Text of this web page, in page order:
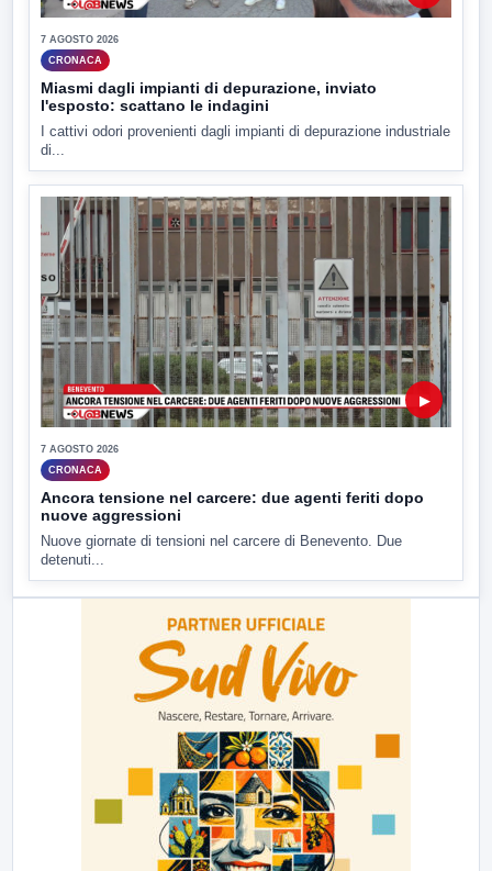
7 AGOSTO 2026
CRONACA
Miasmi dagli impianti di depurazione, inviato
l'esposto: scattano le indagini
I cattivi odori provenienti dagli impianti di depurazione industriale
di...
▶
7 AGOSTO 2026
CRONACA
Ancora tensione nel carcere: due agenti feriti dopo
nuove aggressioni
Nuove giornate di tensioni nel carcere di Benevento. Due
detenuti...